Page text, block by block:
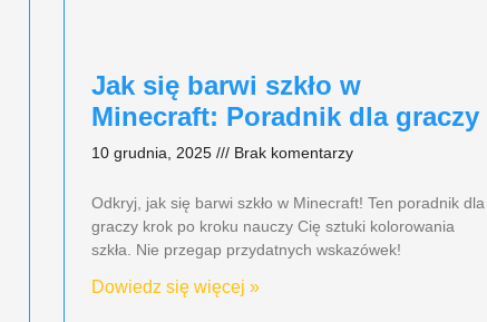
Jak się barwi szkło w
Minecraft: Poradnik dla graczy
10 grudnia, 2025 Brak komentarzy
Odkryj, jak się barwi szkło w Minecraft! Ten poradnik dla
graczy krok po kroku nauczy Cię sztuki kolorowania
szkła. Nie przegap przydatnych wskazówek!
Dowiedz się więcej »